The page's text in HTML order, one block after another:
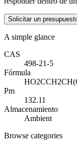
Solicitar un
A simple glance
CAS
498-21-5
Fórmula
Pm
132.11
Almacenamiento
Ambient
Browse categories